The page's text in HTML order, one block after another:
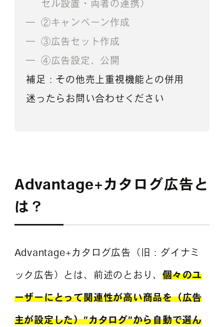
セル設置・両者の連携）
②キャンペーン作成
③広告セット作成
④広告設定、公開
補足：その他売上重視機能との併用
迷ったらお問い合わせください
Advantage+カタログ広告と
は？
Advantage+カタログ広告（旧：ダイナミ
ック広告）とは、前述のとおり、個々のユ
ーザーにとって関連性が高い商品を（広告
主が設定した）”カタログ”から自動で選ん